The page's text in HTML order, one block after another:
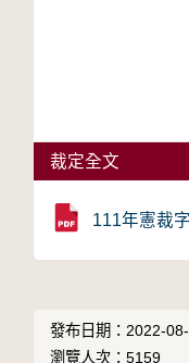
裁定全文
111年憲裁
發布日期：2022-
瀏覽人次：5159